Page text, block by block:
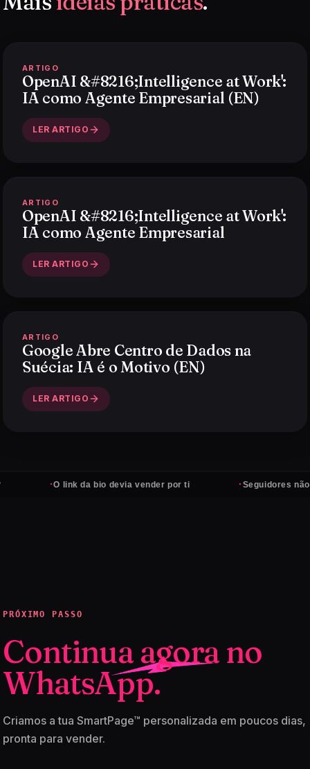
ARTIGO
OpenAI &#8216;Intelligence at Work':
IA como Agente Empresarial (EN)
LER ARTIGO
ARTIGO
OpenAI &#8216;Intelligence at Work':
IA como Agente Empresarial
LER ARTIGO
ARTIGO
Google Abre Centro de Dados na
Suécia: IA é o Motivo (EN)
LER ARTIGO
O link da bio devia vender por ti Seguidores não
PRÓXIMO PASSO
Continua agora no
WhatsApp.
Criamos a tua SmartPage™ personalizada em poucos dias,
pronta para vender.